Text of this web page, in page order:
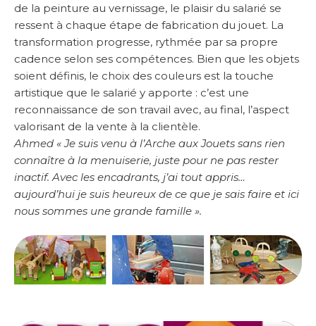
de la peinture au vernissage, le plaisir du salarié se
ressent à chaque étape de fabrication du jouet. La
transformation progresse, rythmée par sa propre
cadence selon ses compétences. Bien que les objets
soient définis, le choix des couleurs est la touche
artistique que le salarié y apporte : c’est une
reconnaissance de son travail avec, au final, l’aspect
valorisant de la vente à la clientèle.
Ahmed « Je suis venu à l’Arche aux Jouets sans rien
connaître à la menuiserie, juste pour ne pas rester
inactif. Avec les encadrants, j’ai tout appris…
aujourd’hui je suis heureux de ce que je sais faire et ici
nous sommes une grande famille ».